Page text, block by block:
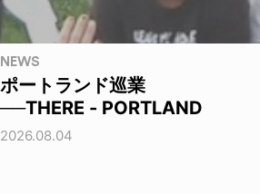
NEWS
ポートランド巡業
──THERE - PORTLAND
2026.08.04